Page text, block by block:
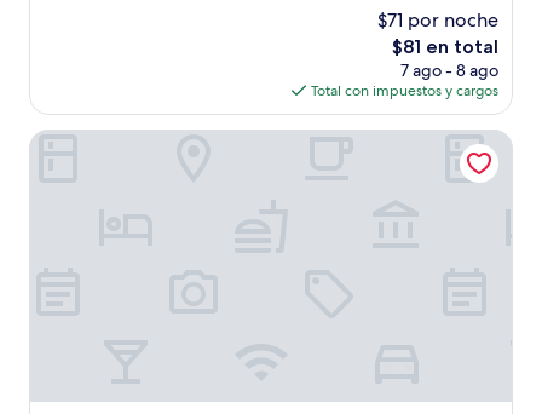
$71 por noche
El
precio
actual
es
de
$81 en total
7 ago - 8 ago
Total con impuestos y cargos
Hotel Litera